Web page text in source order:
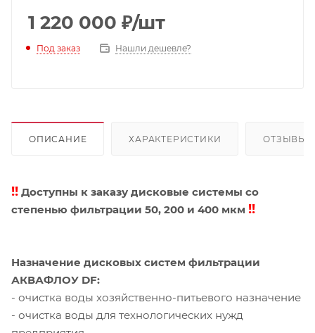
1 220 000 ₽/шт
Под заказ Нашли дешевле?
ОПИСАНИЕ ХАРАКТЕРИСТИКИ ОТЗЫВЫ
!! Доступны к заказу дисковые системы со
cтепенью фильтрации 50, 200 и 400 мкм !!
Назначение дисковых систем фильтрации
АКВАФЛОУ DF:
- очистка воды хозяйственно-питьевого назначение
- очистка воды для технологических нужд